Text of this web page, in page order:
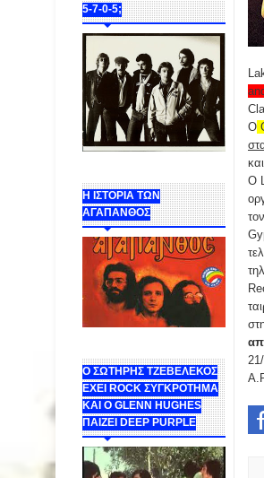
5-7-0-5;
Η ΙΣΤΟΡΙΑ ΤΩΝ
ΑΓΑΠΑΝΘΟΣ
Ο ΣΩΤΗΡΗΣ ΤΖΕΒΕΛΕΚΟΣ
ΕΧΕΙ ROCK ΣΥΓΚΡΟΤΗΜΑ
ΚΑΙ Ο GLENN HUGHES
ΠΑΙΖΕΙ DEEP PURPLE
Ο
Ο